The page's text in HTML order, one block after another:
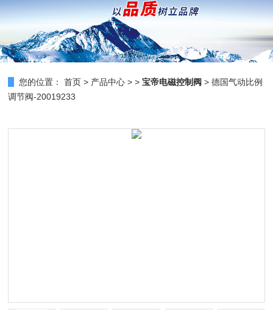
您的位置： 首页 > 产品中心 > >宝帝电磁控制阀 > 德国气动比例
调节阀-20019233